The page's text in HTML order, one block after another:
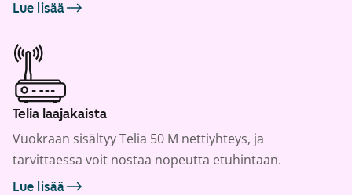
Lue lisää
Telia laajakaista
Vuokraan sisältyy Telia 50 M nettiyhteys, ja
tarvittaessa voit nostaa nopeutta etuhintaan.
Lue lisää